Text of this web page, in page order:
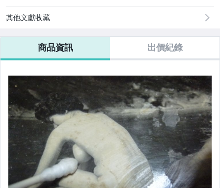
其他文獻收藏
商品資訊 出價紀錄